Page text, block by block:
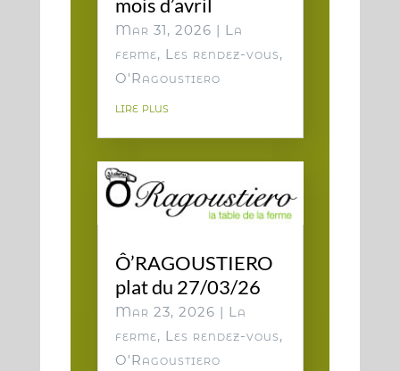
Mar 31, 2026 | La
ferme, Les rendez-vous,
O'Ragoustiero
lire plus
Ô’RAGOUSTIERO
plat du 27/03/26
Mar 23, 2026 | La
ferme, Les rendez-vous,
O'Ragoustiero